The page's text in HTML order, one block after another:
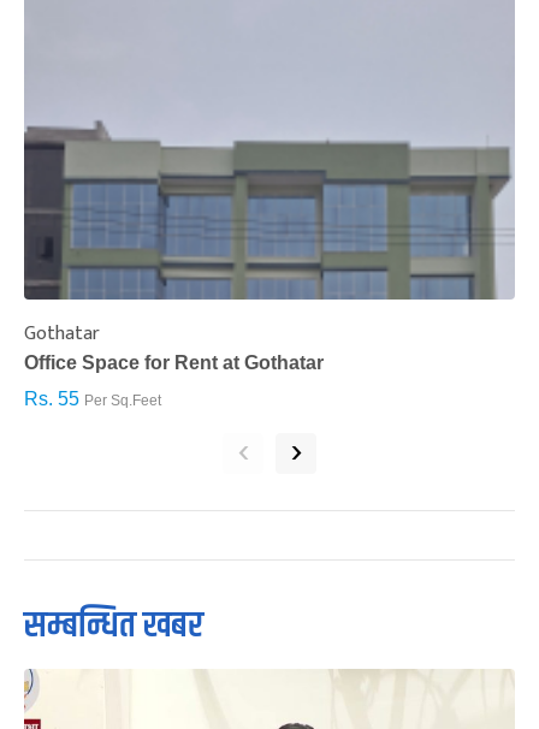
Gothatar
Office Space for Rent at Gothatar
Rs. 55 Per Sq.Feet
‹ ›
सम्बन्धित खबर